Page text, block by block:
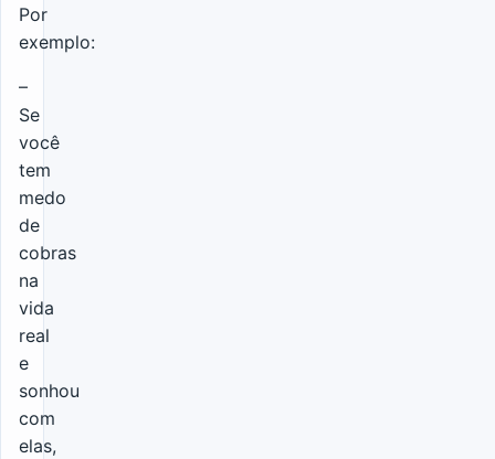
Por
exemplo:
–
Se
você
tem
medo
de
cobras
na
vida
real
e
sonhou
com
elas,